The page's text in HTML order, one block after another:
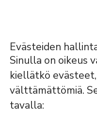
Evästeiden
Sinulla on oikeus
kiellätkö
välttämättömiä.
tavalla: